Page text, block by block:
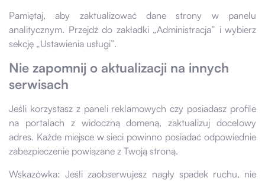
Pamiętaj, aby zaktualizować dane strony w panelu
analitycznym. Przejdź do zakładki „Administracja” i wybierz
sekcję „Ustawienia usługi”.
Nie zapomnij o aktualizacji na innych
serwisach
Jeśli korzystasz z paneli reklamowych czy posiadasz profile
na portalach z widoczną domeną, zaktualizuj docelowy
adres. Każde miejsce w sieci powinno posiadać odpowiednie
zabezpieczenie powiązane z Twoją stroną.
Wskazówka: Jeśli zaobserwujesz nagły spadek ruchu, nie